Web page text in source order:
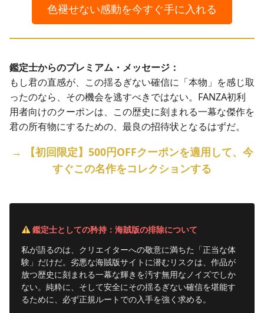
色褪せない感動を今すぐ手に入れる
鑑定士からのプレミアム・メッセージ：
もし君の直感が、この揺るぎない確信に「本物」を感じ取
ったのなら、その機会を逃すべきではない。FANZA初利
用者向けのクーポンは、この歴史に刻まれる一幕な傑作を
君の所有物にするための、最良の招待状となるはずだ。
→ 【初回限定】500円OFFクーポンを適用して、今
すぐこの名作をコレクションする
鑑定士としての矜持：海賊版の排除について
私が語るのは、クリエイターへの敬意に満ちた「正当な体
験」だけだ。劣悪な海賊版サイトに潜むリスクは、作品が
放つ歴史に刻まれる一幕な輝きを汚す無用なノイズでしか
ない。純粋に、そして安全にその揺るぎない確信を堪能す
るために、必ず正規ルートでの入手を強く求める。